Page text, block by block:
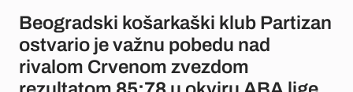
Beogradski košarkaški klub Partizan
ostvario je važnu pobedu nad
rivalom Crvenom zvezdom